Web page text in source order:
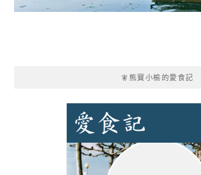
🧚熊寶小榆的愛食記